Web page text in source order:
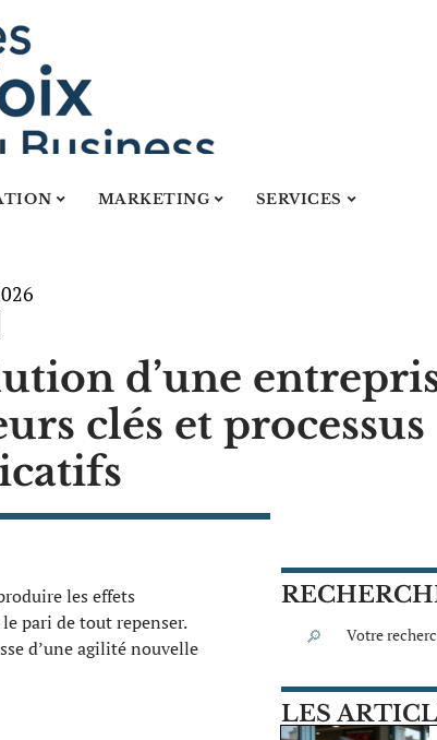
MARKETING SERVICES
d’une
clés et processus
les effets
pari de tout repenser.
d’une agilité nouvelle
LES